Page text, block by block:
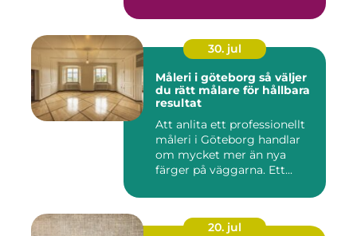
30. jul
Måleri i göteborg så väljer
du rätt målare för hållbara
resultat
Att anlita ett professionellt
måleri i Göteborg handlar
om mycket mer än nya
färger på väggarna. Ett...
20. jul